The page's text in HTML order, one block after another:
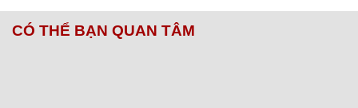
CÓ THỂ BẠN QUAN TÂM